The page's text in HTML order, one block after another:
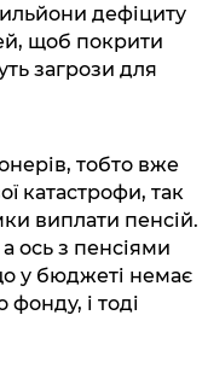
дефіциту
щоб покрити
загрози для
тобто вже
катастрофи, так
виплати пенсій.
ось з пенсіями
у бюджеті немає
фонду, і тоді